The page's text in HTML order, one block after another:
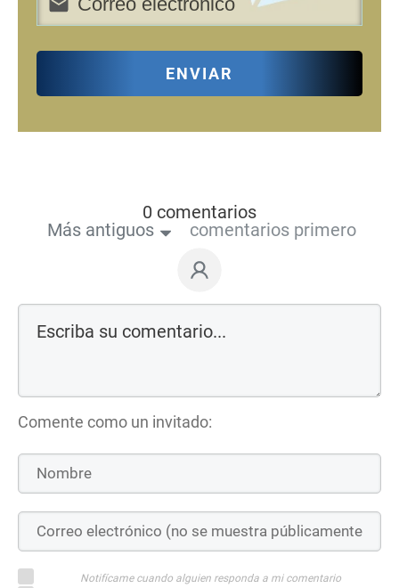
ENVIAR
0 comentarios
Más antiguos
comentarios primero
Comente como un invitado:
Notifícame cuando alguien responda a mi comentario